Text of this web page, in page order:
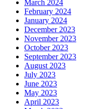
March 2024
February 2024
January 2024
December 2023
November 2023
October 2023
September 2023
August 2023
July 2023
June 2023
May 2023
April 2023